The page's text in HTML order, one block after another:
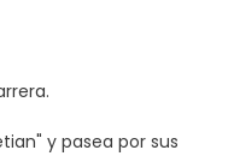
y pasea por sus